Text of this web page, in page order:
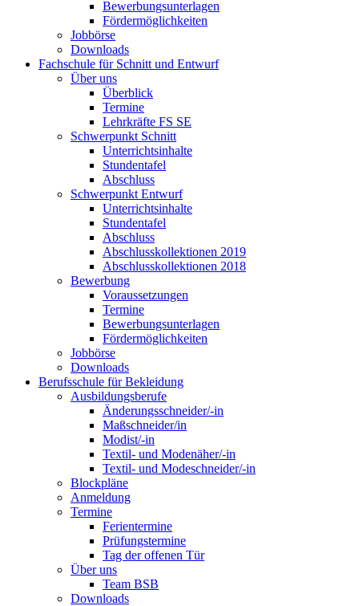
Bewerbungsunterlagen
Fördermöglichkeiten
Jobbörse
Downloads
Fachschule für Schnitt und Entwurf
Über uns
Überblick
Termine
Lehrkräfte FS SE
Schwerpunkt Schnitt
Unterrichtsinhalte
Stundentafel
Abschluss
Schwerpunkt Entwurf
Unterrichtsinhalte
Stundentafel
Abschluss
Abschlusskollektionen 2019
Abschlusskollektionen 2018
Bewerbung
Voraussetzungen
Termine
Bewerbungsunterlagen
Fördermöglichkeiten
Jobbörse
Downloads
Berufsschule für Bekleidung
Ausbildungsberufe
Änderungsschneider/-in
Maßschneider/in
Modist/-in
Textil- und Modenäher/-in
Textil- und Modeschneider/-in
Blockpläne
Anmeldung
Termine
Ferientermine
Prüfungstermine
Tag der offenen Tür
Über uns
Team BSB
Downloads